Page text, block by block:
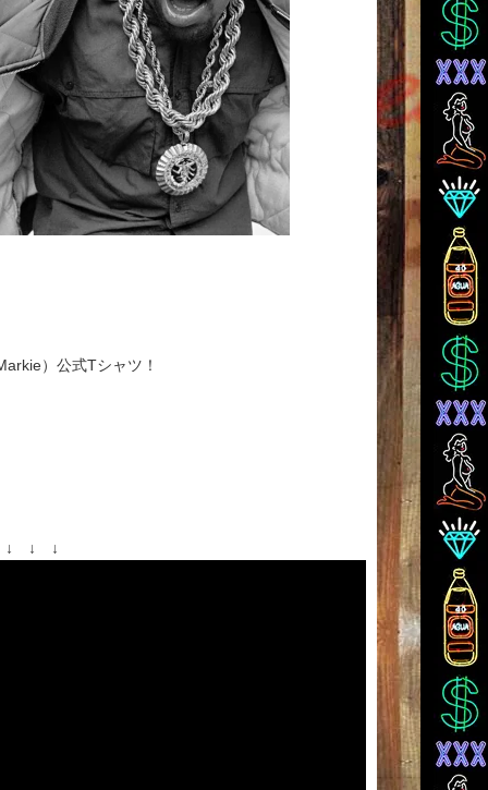
）公式Tシャツ！
↓ ↓ ↓